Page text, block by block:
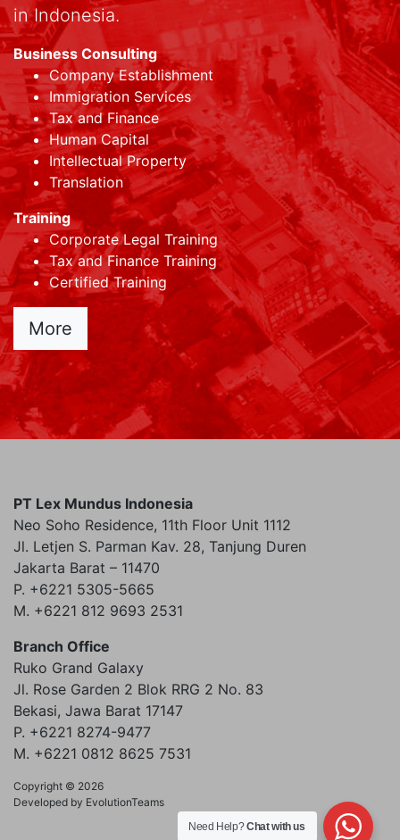
in Indonesia.
Business Consulting
Company Establishment
Immigration Services
Tax and Finance
Human Capital
Intellectual Property
Translation
Training
Corporate Legal Training
Tax and Finance Training
Certified Training
More
PT Lex Mundus Indonesia
Neo Soho Residence, 11th Floor Unit 1112
Jl. Letjen S. Parman Kav. 28, Tanjung Duren
Jakarta Barat – 11470
P. +6221 5305-5665
M. +6221 812 9693 2531
Branch Office
Ruko Grand Galaxy
Jl. Rose Garden 2 Blok RRG 2 No. 83
Bekasi, Jawa Barat 17147
P. +6221 8274-9477
M. +6221 0812 8625 7531
Copyright © 2026
Developed by EvolutionTeams
Need Help?Chat with us